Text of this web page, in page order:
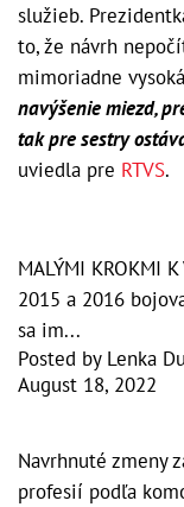
služieb.
to, že návrh
mimoriadne
navýšenie miezd,
tak pre sestry
uviedla pre RTVS.
MALÝMI KROKMI
2015 a 2016
sa im...
Posted by Lenka
August 18, 2022
Navrhnuté zmeny
profesií podľa